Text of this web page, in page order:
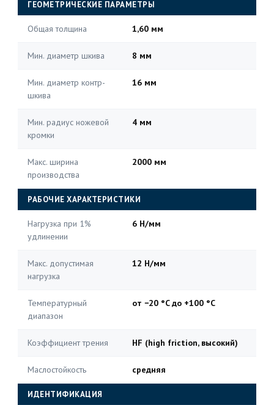
ГЕОМЕТРИЧЕСКИЕ ПАРАМЕТРЫ
Общая толщина 1,60 мм
Мин. диаметр шкива 8 мм
Мин. диаметр контр-
шкива
16 мм
Мин. радиус ножевой
кромки
4 мм
Макс. ширина
производства
2000 мм
РАБОЧИЕ ХАРАКТЕРИСТИКИ
Нагрузка при 1%
удлинении
6 Н/мм
Макс. допустимая
нагрузка
12 Н/мм
Температурный
диапазон
от −20 °C до +100 °C
Коэффициент трения HF (high friction, высокий)
Маслостойкость средняя
ИДЕНТИФИКАЦИЯ